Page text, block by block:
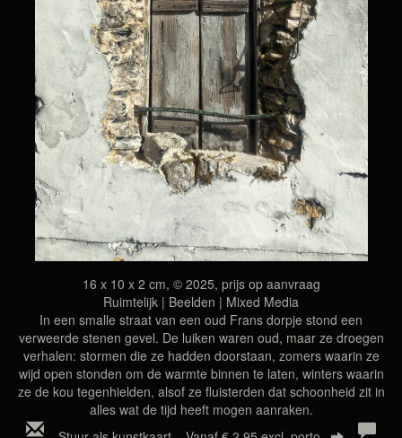
16 x 10 x 2 cm, © 2025, prijs op aanvraag
Ruimtelijk | Beelden | Mixed Media
In een smalle straat van een oud Frans dorpje stond een
verweerde stenen gevel. De luiken waren oud, maar ze droegen
verhalen: stormen die ze hadden doorstaan, zomers waarin ze
wijd open stonden om de warmte binnen te laten, winters waarin
ze de kou tegenhielden, alsof ze fluisterden dat schoonheid zit in
alles wat de tijd heeft mogen aanraken.